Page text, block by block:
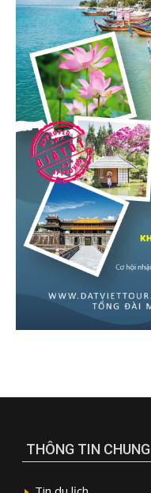
THÔNG TIN CHUNG